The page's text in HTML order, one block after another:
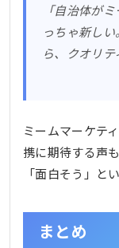
「自治体が
っちゃ新し
ら、クオリテ
ミームマーケテ
携に期待する声
「面白そう」と
まとめ